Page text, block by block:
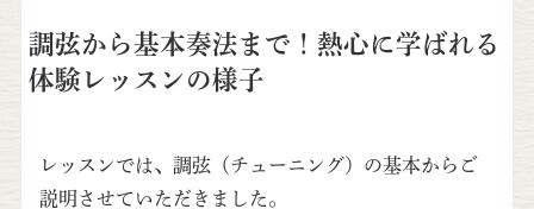
調弦から基本奏法まで！熱心に学ばれる
体験レッスンの様子
レッスンでは、調弦（チューニング）の基本からご
説明させていただきました。